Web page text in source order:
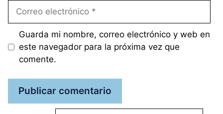
Correo
Guarda mi nombre, correo electrónico y web en
este navegador para la próxima vez que
comente.